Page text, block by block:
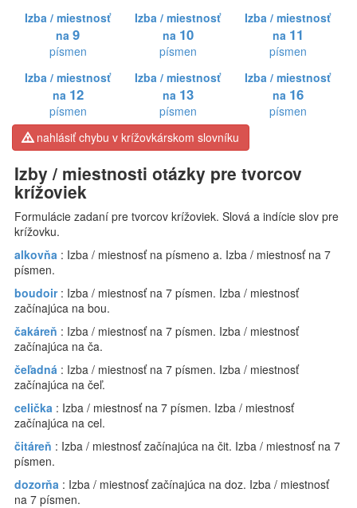
Izba / miestnosť
na 9
písmen
Izba / miestnosť
na 10
písmen
Izba / miestnosť
na 11
písmen
Izba / miestnosť
na 12
písmen
Izba / miestnosť
na 13
písmen
Izba / miestnosť
na 16
písmen
nahlásiť chybu v krížovkárskom slovníku
Izby / miestnosti otázky pre tvorcov
krížoviek
Formulácie zadaní pre tvorcov krížoviek. Slová a indície slov pre
krížovku.
alkovňa : Izba / miestnosť na písmeno a. Izba / miestnosť na 7
písmen.
boudoir : Izba / miestnosť na 7 písmen. Izba / miestnosť
začínajúca na bou.
čakáreň : Izba / miestnosť na 7 písmen. Izba / miestnosť
začínajúca na ča.
čeľadná : Izba / miestnosť na 7 písmen. Izba / miestnosť
začínajúca na čeľ.
celička : Izba / miestnosť na 7 písmen. Izba / miestnosť
začínajúca na cel.
čitáreň : Izba / miestnosť začínajúca na čit. Izba / miestnosť na 7
písmen.
dozorňa : Izba / miestnosť začínajúca na doz. Izba / miestnosť
na 7 písmen.